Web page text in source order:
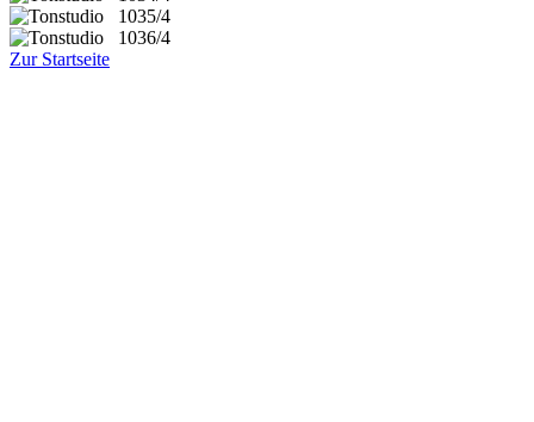
Zur Startseite